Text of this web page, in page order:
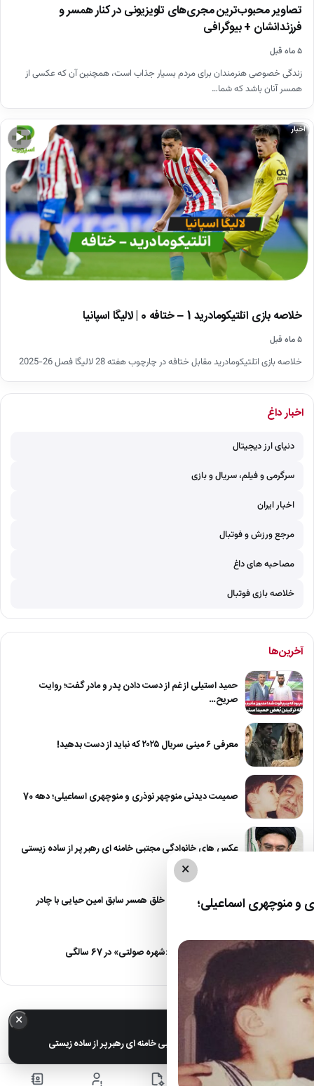
تصاویر محبوب‌ترین مجری‌های تلویزیونی در کنار همسر و
فرزندانشان + بیوگرافی
۵ ماه قبل
زندگی خصوصی هنرمندان برای مردم بسیار جذاب است، همچنین آن که عکسی از
همسر آنان باشد که شما…
▶
اخبار
خلاصه بازی اتلتیکومادرید 1 – ختافه 0 | لالیگا اسپانیا
۵ ماه قبل
خلاصه بازی اتلتیکومادرید مقابل ختافه در چارچوب هفته 28 لالیگا فصل 26-2025
اخبار داغ
دنیای ارز دیجیتال
سرگرمی و فیلم، سریال و بازی
اخبار ایران
مرجع ورزش و فوتبال
مصاحبه های داغ
خلاصه بازی فوتبال
آخرین‌ها
حمید استیلی از غم از دست دادن پدر و مادر گفت؛ روایت
صریح…
معرفی ۶ مینی سریال ۲۰۲۵ که نباید از دست بدهید!
صمیمت دیدنی منوچهر نوذری و منوچهری اسماعیلی؛ دهه 70
عکس های خانوادگی مجتبی خامنه ای رهبر پر از ساده زیستی
عکس| نیلوفر خوش خلق همسر سابق امین حیایی با چادر
عکس| تغییر چهره «شهره صولتی» در 67 سالگی
×
منوچهری اسماعیلی؛
× خبر مهم
عکس های خانوادگی مجتبی خامنه ای رهبر پر از ساده زیستی